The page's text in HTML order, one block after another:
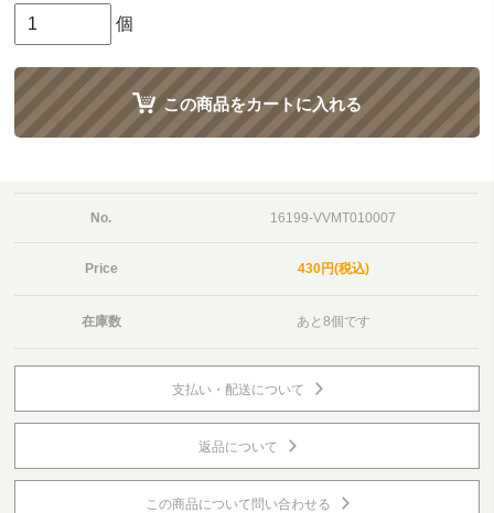
個
この商品をカートに入れる
No. 16199-VVMT010007
Price 430円(税込)
在庫数 あと8個です
支払い・配送について
返品について
この商品について問い合わせる